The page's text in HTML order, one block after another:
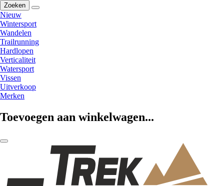
Zoeken
Nieuw
Wintersport
Wandelen
Trailrunning
Hardlopen
Verticaliteit
Watersport
Vissen
Uitverkoop
Merken
Toevoegen aan winkelwagen...